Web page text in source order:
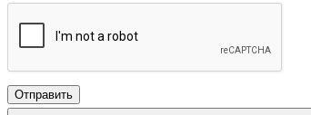
Отправить